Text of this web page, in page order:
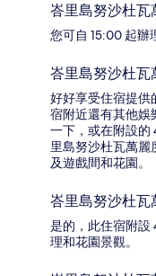
峇里島努沙杜瓦
您可自 15:00 起辦
峇里島努沙杜瓦
好好享受住宿提供
宿附近還有其他娛
一下，或在附設的
里島努沙杜瓦萬麗
及遊戲間和花園。
峇里島努沙杜瓦
是的，此住宿附設
理和花園景觀。